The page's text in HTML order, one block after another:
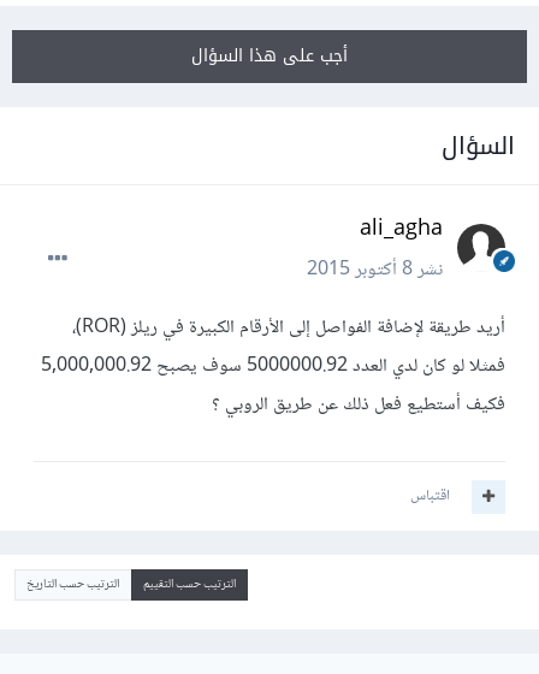
أجب على هذا السؤال
السؤال
ali_agha
نشر8 أكتوبر 2015
أريد طريقة لإضافة الفواصل إلى الأرقام الكبيرة في ريلز (ROR)،
فمثلا لو كان لدي العدد 5000000.92 سوف يصبح 5,000,000.92
فكيف أستطيع فعل ذلك عن طريق الروبي ؟
اقتباس
الترتيب حسب التقييم الترتيب حسب التاريخ